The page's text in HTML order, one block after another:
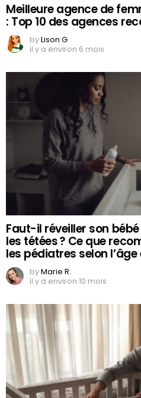
Meilleure agence de
: Top 10 des agences
byLison G
il y a environ 6 mois
Faut-il réveiller son
les tétées ? Ce que
les pédiatres selon
byMarie R.
il y a environ 10 mois